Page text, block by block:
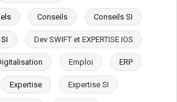
Conseils Conseils SI
Dev SWIFT et EXPERTISE IOS
Emploi ERP
Expertise Expertise SI